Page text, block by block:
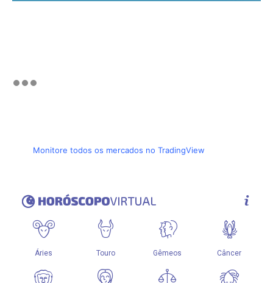
Monitore todos os mercados no TradingView